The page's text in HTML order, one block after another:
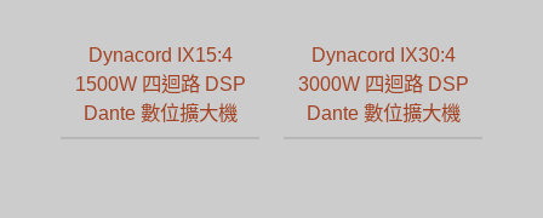
Dynacord IX15:4
1500W 四迴路 DSP
Dante 數位擴大機
Dynacord IX30:4
3000W 四迴路 DSP
Dante 數位擴大機